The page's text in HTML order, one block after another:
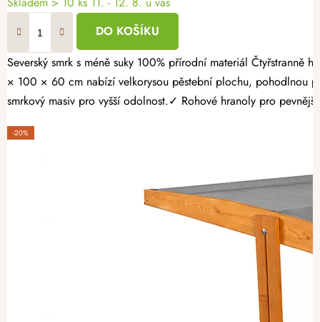
DO KOŠÍKU
Severský smrk s méně suky 100% přírodní materiál Čtyřstranně hoblovaný masiv Proměňte svou zahradu v místo plné čerstvé zeleniny, voňavých bylinek a sladkých jahod. Opálený dřevěný vyvýšený záhon 160
× 100 × 60 cm nabízí velkorysou pěstební plochu, pohodlnou
smrkový masiv pro vyšší odolnost.✓ Rohové hranoly pro
-20%